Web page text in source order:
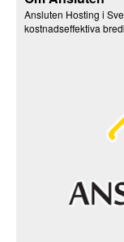
Ansluten Hosting i
kostnadseffektiva